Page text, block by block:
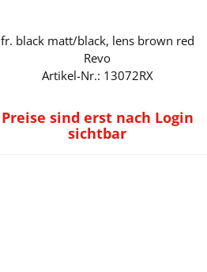
fr. black matt/black, lens brown red
Revo
Artikel-Nr.: 13072RX
Preise sind erst nach Login
sichtbar